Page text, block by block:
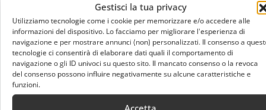
Gestisci la tua privacy
Utilizziamo tecnologie come i cookie per memorizzare e/o accedere alle
informazioni del dispositivo. Lo facciamo per migliorare l'esperienza di
navigazione e per mostrare annunci (non) personalizzati. Il consenso a
tecnologie ci consentirà di elaborare dati quali il comportamento di
navigazione o gli ID univoci su questo sito. Il mancato consenso o la revoca
del consenso possono influire negativamente su alcune caratteristiche e
funzioni.
Accetta
principianti
sport da combattimento
Jacopo Timis